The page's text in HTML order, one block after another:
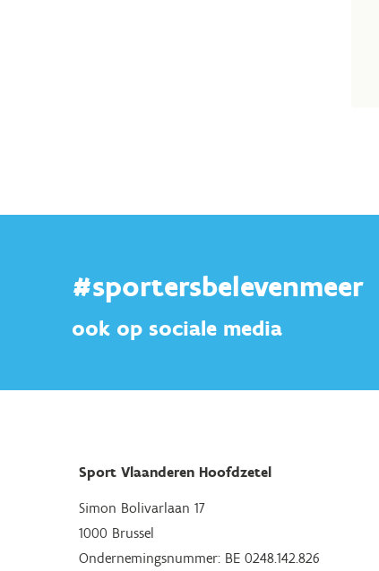
#sportersbelevenmeer
ook op sociale media
Sport Vlaanderen Hoofdzetel
Simon Bolivarlaan 17
1000 Brussel
Ondernemingsnummer: BE 0248.142.826